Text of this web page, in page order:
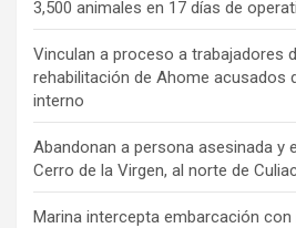
3,500 animales en 17 días de
Vinculan a proceso a trabajadores
rehabilitación de Ahome acusados
interno
Abandonan a persona asesinada y
Cerro de la Virgen, al norte de
Marina intercepta embarcación